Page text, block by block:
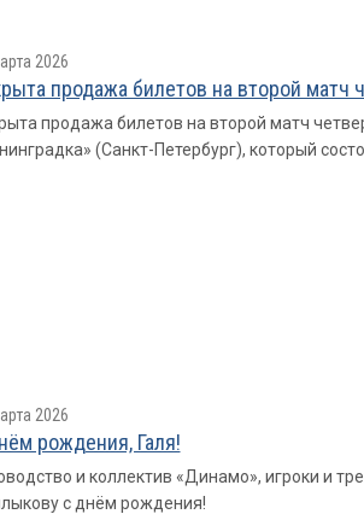
2026
продажа билетов на второй матч
продажа билетов на второй матч
(Санкт-Петербург), который
2026
рождения, Галя!
и коллектив «Динамо», игроки и
с днём рождения!